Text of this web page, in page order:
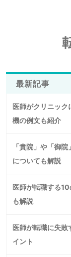
最新記事
医師がクリニック
機の例文も紹介
「貴院」や「御
についても解説
医師が転職する
も解説
医師が転職に失敗
イント